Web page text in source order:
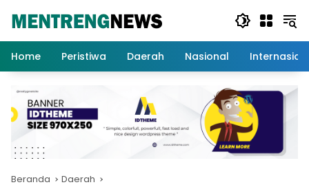
Home
Peristiwa Daerah Nasional
Beranda Daerah